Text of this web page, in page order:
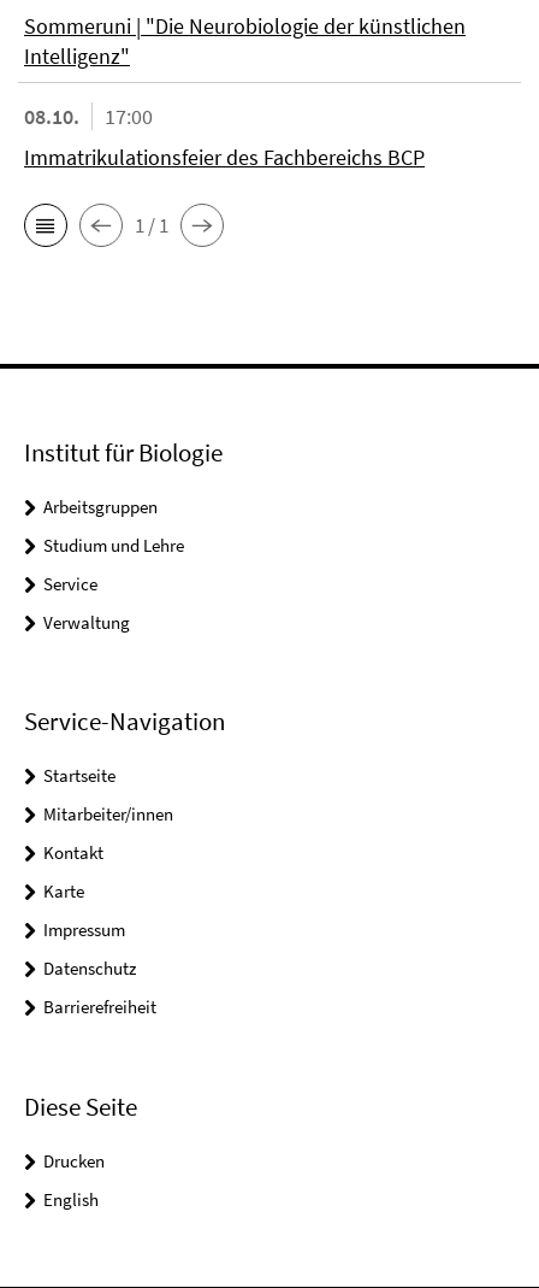
Sommeruni | "Die Neurobiologie der künstlichen
Intelligenz"
08.10.
17:00
Immatrikulationsfeier des Fachbereichs BCP
1 / 1
Institut für Biologie
Arbeitsgruppen
Studium und Lehre
Service
Verwaltung
Service-Navigation
Startseite
Mitarbeiter/innen
Kontakt
Karte
Impressum
Datenschutz
Barrierefreiheit
Diese Seite
Drucken
English